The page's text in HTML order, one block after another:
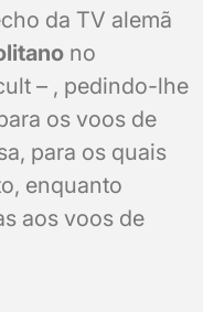
da TV alemã
no
– , pedindo-lhe
os voos de
para os quais
enquanto
aos voos de